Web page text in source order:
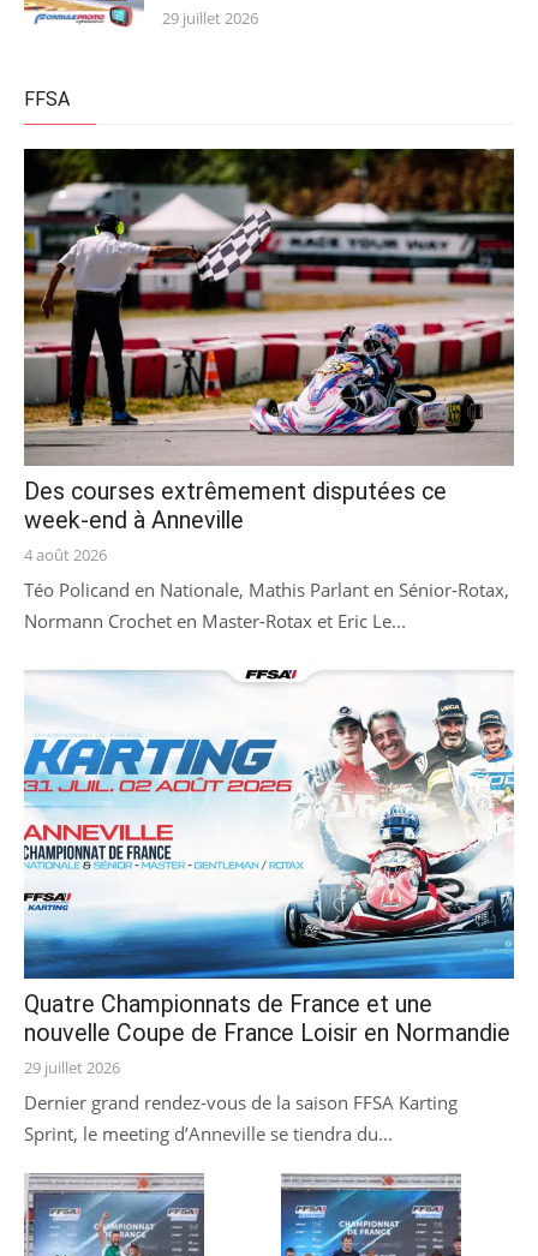
Posted
29 juillet 2026
FFSA
Des courses extrêmement disputées ce
week-end à Anneville
Posted
on
4 août 2026
Téo Policand en Nationale, Mathis Parlant en Sénior-Rotax,
Normann Crochet en Master-Rotax et Eric Le...
Quatre Championnats de France et une
nouvelle Coupe de France Loisir en Normandie
Posted
on
29 juillet 2026
Dernier grand rendez-vous de la saison FFSA Karting
Sprint, le meeting d’Anneville se tiendra du...